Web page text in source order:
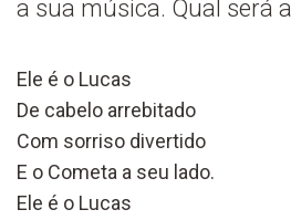
a sua música. Qual será
Ele é o Lucas
De cabelo arrebitado
Com sorriso divertido
E o Cometa a seu lado.
Ele é o Lucas